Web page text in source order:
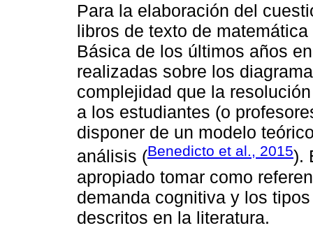
Para la elaboración del
libros de texto de
Básica de los últimos años
realizadas sobre los
complejidad que la
a los estudiantes (o
disponer de un modelo
análisis (Benedicto et al., 2015).
apropiado tomar como
demanda cognitiva y los
descritos en la literatura.